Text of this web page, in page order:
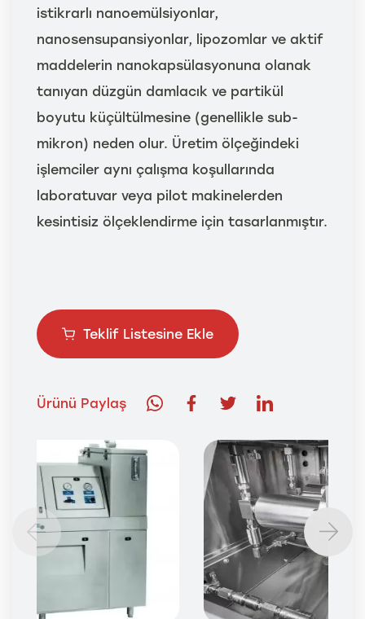
istikrarlı nanoemülsiyonlar,
nanosensupansiyonlar, lipozomlar ve aktif
maddelerin nanokapsülasyonuna olanak
tanıyan düzgün damlacık ve partikül
boyutu küçültülmesine (genellikle sub-
mikron) neden olur. Üretim ölçeğindeki
işlemciler aynı çalışma koşullarında
laboratuvar veya pilot makinelerden
kesintisiz ölçeklendirme için tasarlanmıştır.
Teklif Listesine Ekle
Ürünü Paylaş